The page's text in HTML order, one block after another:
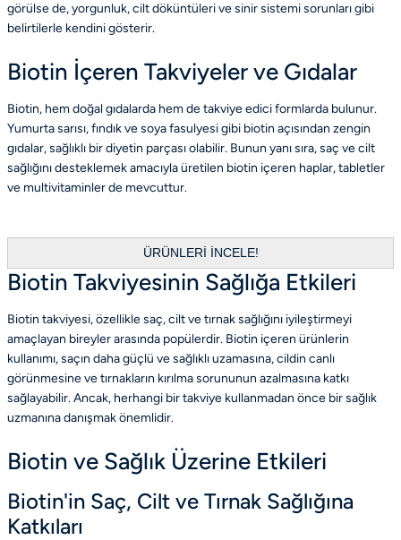
görülse de, yorgunluk, cilt döküntüleri ve sinir sistemi sorunları gibi
belirtilerle kendini gösterir.
Biotin İçeren Takviyeler ve Gıdalar
Biotin, hem doğal gıdalarda hem de takviye edici formlarda bulunur.
Yumurta sarısı, fındık ve soya fasulyesi gibi biotin açısından zengin
gıdalar, sağlıklı bir diyetin parçası olabilir. Bunun yanı sıra, saç ve cilt
sağlığını desteklemek amacıyla üretilen biotin içeren haplar, tabletler
ve multivitaminler de mevcuttur.
ÜRÜNLERİ İNCELE!
Biotin Takviyesinin Sağlığa Etkileri
Biotin takviyesi, özellikle saç, cilt ve tırnak sağlığını iyileştirmeyi
amaçlayan bireyler arasında popülerdir. Biotin içeren ürünlerin
kullanımı, saçın daha güçlü ve sağlıklı uzamasına, cildin canlı
görünmesine ve tırnakların kırılma sorununun azalmasına katkı
sağlayabilir. Ancak, herhangi bir takviye kullanmadan önce bir sağlık
uzmanına danışmak önemlidir.
Biotin ve Sağlık Üzerine Etkileri
Biotin'in Saç, Cilt ve Tırnak Sağlığına
Katkıları